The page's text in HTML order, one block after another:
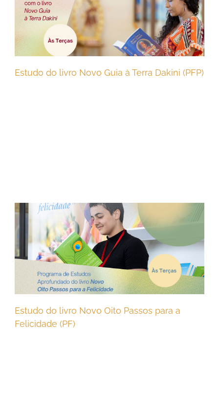
Estudo do livro Novo Guia à Terra Dakini (PFP)
Estudo do livro Novo Oito Passos para a
Felicidade (PF)